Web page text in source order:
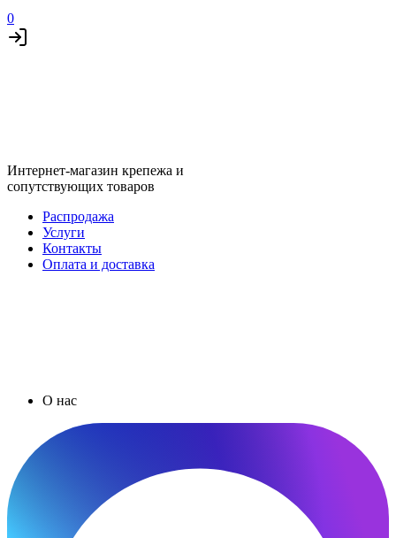
0
Интернет-магазин крепежа и
сопутствующих товаров
Распродажа
Услуги
Контакты
Оплата и доставка
О нас